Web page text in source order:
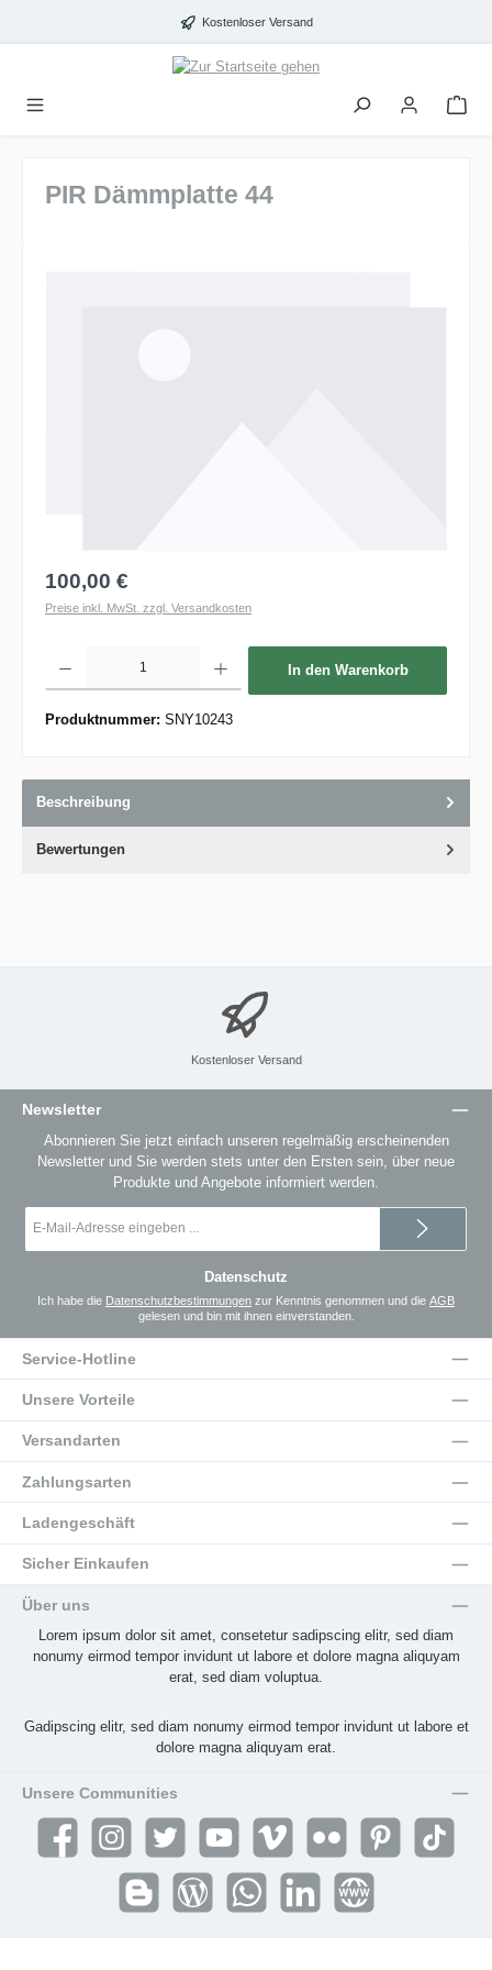
Kostenloser Versand
PIR Dämmplatte 44
100,00 €
Preise inkl. MwSt. zzgl. Versandkosten
In den Warenkorb
Produktnummer: SNY10243
Beschreibung
Bewertungen
Kostenloser Versand
Newsletter
Abonnieren Sie jetzt einfach unseren regelmäßig erscheinenden
Newsletter und Sie werden stets unter den Ersten sein, über neue
Produkte und Angebote informiert werden.
Mail-
Datenschutz
Ich habe die Datenschutzbestimmungen zur Kenntnis genommen und die AGB
gelesen und bin mit ihnen einverstanden.
Service-Hotline
Unsere Vorteile
Versandarten
Zahlungsarten
Ladengeschäft
Sicher Einkaufen
Über uns
Lorem ipsum dolor sit amet, consetetur sadipscing elitr, sed diam
nonumy eirmod tempor invidunt ut labore et dolore magna aliquyam
erat, sed diam voluptua.
Gadipscing elitr, sed diam nonumy eirmod tempor invidunt ut labore et
dolore magna aliquyam erat.
Unsere Communities
Facebook Instagram Twitter YouTube Vimeo Flickr Pinterest TikTok
Blogger Blog WhatsApp Website